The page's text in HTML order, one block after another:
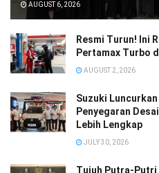
AUGUST 6, 2026
Resmi Turun! Ini
Pertamax Turbo
AUGUST 2, 2026
Suzuki Luncurkan
Penyegaran
Lebih Lengkap
JULY 30, 2026
Tujuh Putra-Putri